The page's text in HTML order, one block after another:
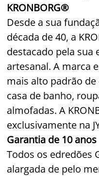
KRONBORG®
Desde a sua
década de 40, a
destacado pela sua
artesanal. A marca
mais alto padrão
casa de banho,
almofadas. A
exclusivamente na
Garantia de 10 anos
Todos os edredões
alargada de pelo